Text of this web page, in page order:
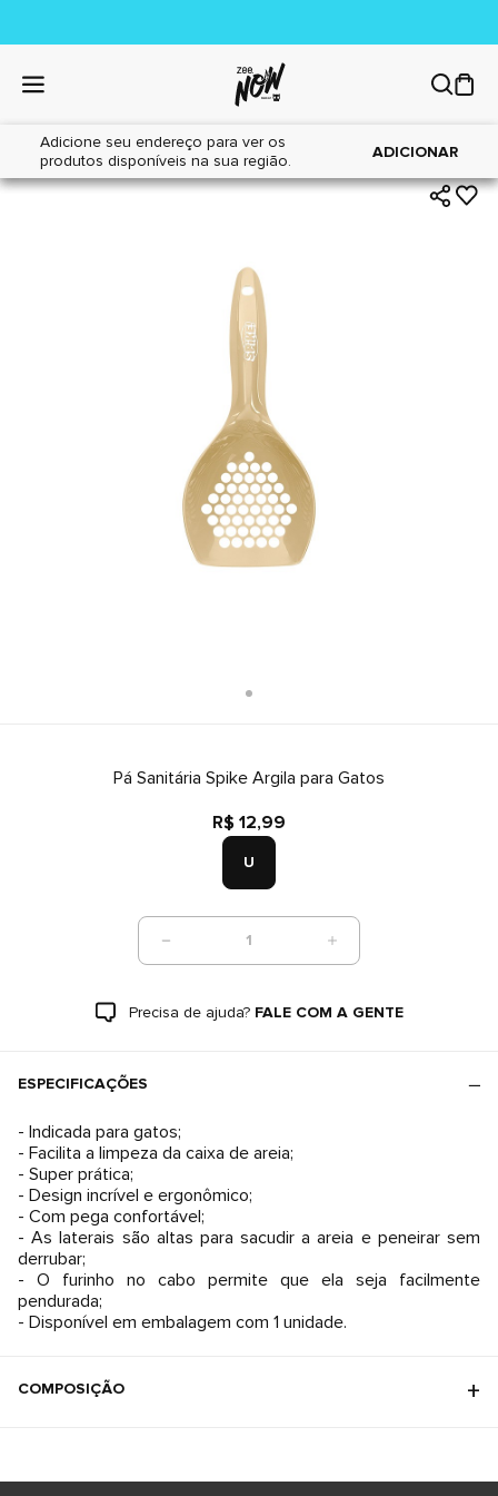
Adicione seu endereço para ver os
produtos disponíveis na sua região.
ADICIONAR
Home|Gatos|Areia Sanitária
Pá Sanitária Spike Argila para Gatos
R$ 12,99
U
1
Precisa de ajuda? FALE COM A GENTE
ESPECIFICAÇÕES
- Indicada para gatos;
- Facilita a limpeza da caixa de areia;
- Super prática;
- Design incrível e ergonômico;
- Com pega confortável;
- As laterais são altas para sacudir a areia e peneirar sem
derrubar;
- O furinho no cabo permite que ela seja facilmente
pendurada;
- Disponível em embalagem com 1 unidade.
COMPOSIÇÃO